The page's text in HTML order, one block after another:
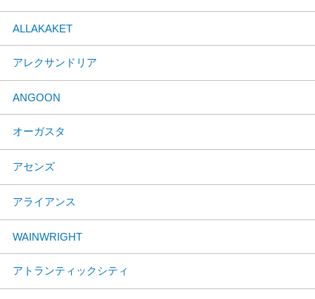
ALLAKAKET
アレクサンドリア
ANGOON
オーガスタ
アセンズ
アライアンス
WAINWRIGHT
アトランティックシティ